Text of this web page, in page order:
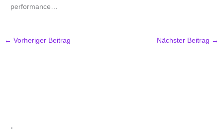
.
performance…
← Vorheriger Beitrag Nächster Beitrag →